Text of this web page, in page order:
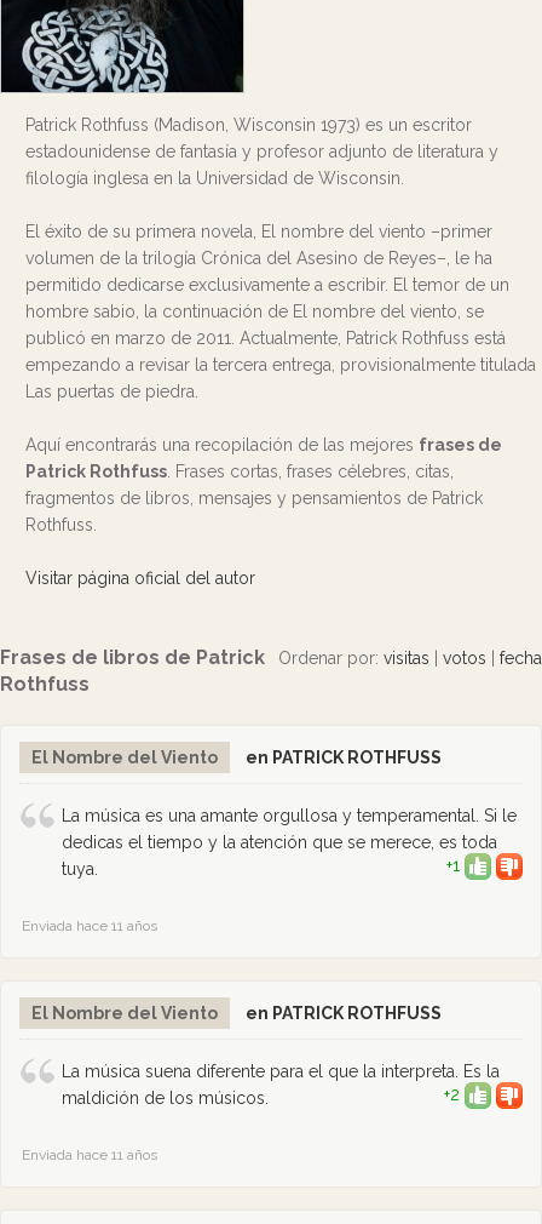
Patrick Rothfuss (Madison, Wisconsin 1973) es un escritor
estadounidense de fantasía y profesor adjunto de literatura y
filología inglesa en la Universidad de Wisconsin.
El éxito de su primera novela, El nombre del viento –primer
volumen de la trilogía Crónica del Asesino de Reyes–, le ha
permitido dedicarse exclusivamente a escribir. El temor de un
hombre sabio, la continuación de El nombre del viento, se
publicó en marzo de 2011. Actualmente, Patrick Rothfuss está
empezando a revisar la tercera entrega, provisionalmente titulada
Las puertas de piedra.
Aquí encontrarás una recopilación de las mejores frases de
Patrick Rothfuss . Frases cortas, frases célebres, citas,
fragmentos de libros, mensajes y pensamientos de Patrick
Rothfuss.
Visitar página oficial del autor
Ordenar por: visitas votos fecha
Frases de libros de Patrick
Rothfuss
El Nombre del Viento en PATRICK ROTHFUSS
La música es una amante orgullosa y temperamental. Si le
dedicas el tiempo y la atención que se merece, es toda
tuya.
+1
Enviada hace 11 años
El Nombre del Viento en PATRICK ROTHFUSS
La música suena diferente para el que la interpreta. Es la
maldición de los músicos.
+2
Enviada hace 11 años